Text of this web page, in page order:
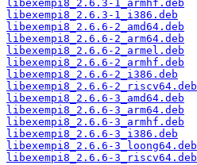
libexempi8_2.6.3-1_armhf.deb
libexempi8_2.6.3-1_i386.deb
libexempi8_2.6.6-2_amd64.deb
libexempi8_2.6.6-2_arm64.deb
libexempi8_2.6.6-2_armel.deb
libexempi8_2.6.6-2_armhf.deb
libexempi8_2.6.6-2_i386.deb
libexempi8_2.6.6-2_riscv64.deb
libexempi8_2.6.6-3_amd64.deb
libexempi8_2.6.6-3_arm64.deb
libexempi8_2.6.6-3_armhf.deb
libexempi8_2.6.6-3_i386.deb
libexempi8_2.6.6-3_loong64.deb
libexempi8_2.6.6-3_riscv64.deb